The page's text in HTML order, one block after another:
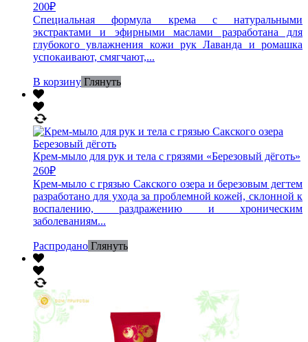
200₽
Специальная формула крема с натуральными
экстрактами и эфирными маслами разработана для
глубокого увлажнения кожи рук Лаванда и ромашка
успокаивают, смягчают,...
В корзину Глянуть
Крем-мыло для рук и тела с грязями «Березовый дёготь»
260₽
Крем-мыло с грязью Сакского озера и березовым дегтем
разработано для ухода за проблемной кожей, склонной к
воспалению, раздражению и хроническим
заболеваниям...
Распродано Глянуть